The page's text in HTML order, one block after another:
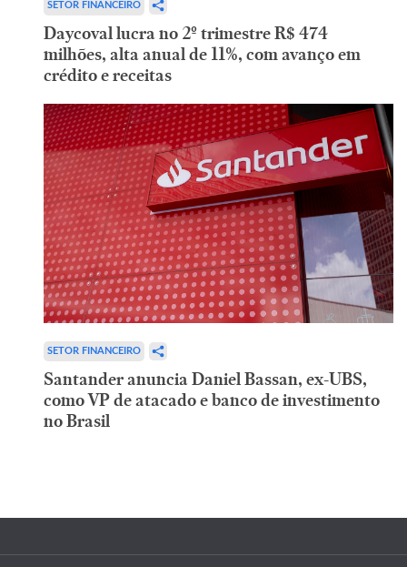
SETOR FINANCEIRO
Daycoval lucra no 2º trimestre R$ 474
milhões, alta anual de 11%, com avanço em
crédito e receitas
SETOR FINANCEIRO
Santander anuncia Daniel Bassan, ex-UBS,
como VP de atacado e banco de investimento
no Brasil